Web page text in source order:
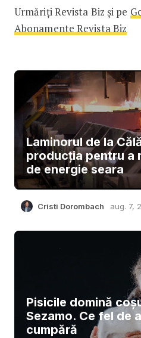
Urmăriți Revista Biz și pe
Abonamente Revista Biz
Laminorul de la
producția pentru a
de energie seara
Cristi Dorombach aug. 7,
Pisicile domină
Sezamo. Ce fel de
cumpără